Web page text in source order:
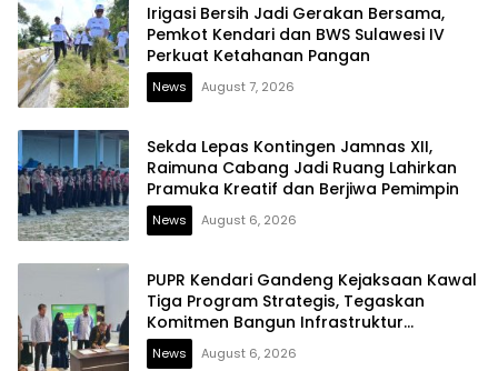
Irigasi Bersih Jadi Gerakan Bersama,
Pemkot Kendari dan BWS Sulawesi IV
Perkuat Ketahanan Pangan
News August 7, 2026
Sekda Lepas Kontingen Jamnas XII,
Raimuna Cabang Jadi Ruang Lahirkan
Pramuka Kreatif dan Berjiwa Pemimpin
News August 6, 2026
PUPR Kendari Gandeng Kejaksaan Kawal
Tiga Program Strategis, Tegaskan
Komitmen Bangun Infrastruktur
Berintegritas
News August 6, 2026